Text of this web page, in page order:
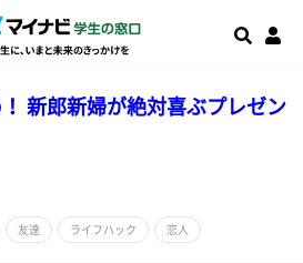
新郎新婦が絶対喜ぶプレゼン
友達 ライフハック 恋人